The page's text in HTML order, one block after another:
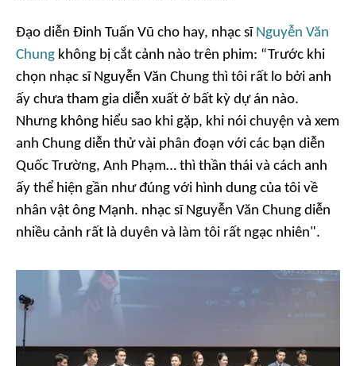
Đạo diễn Đinh Tuấn Vũ cho hay, nhạc sĩ Nguyễn Văn
Chung không bị cắt cảnh nào trên phim: “Trước khi
chọn nhạc sĩ Nguyễn Văn Chung thì tôi rất lo bởi anh
ấy chưa tham gia diễn xuất ở bất kỳ dự án nào.
Nhưng không hiểu sao khi gặp, khi nói chuyện và xem
anh Chung diễn thử vài phân đoạn với các bạn diễn
Quốc Trường, Anh Phạm… thì thần thái và cách anh
ấy thể hiện gần như đúng với hình dung của tôi về
nhân vật ông Mạnh. nhạc sĩ Nguyễn Văn Chung diễn
nhiều cảnh rất là duyên và làm tôi rất ngạc nhiên".